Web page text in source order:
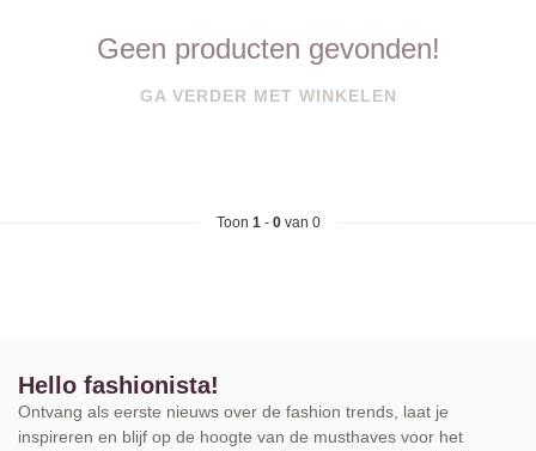
Geen producten gevonden!
GA VERDER MET WINKELEN
Toon 1- 0van 0
Hello fashionista!
Ontvang als eerste nieuws over de fashion trends, laat je
inspireren en blijf op de hoogte van de musthaves voor het